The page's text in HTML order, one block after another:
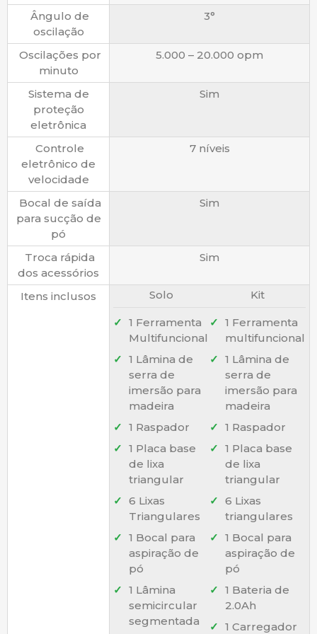
Ângulo de
oscilação
3°
Oscilações por
minuto
5.000 – 20.000 opm
Sistema de
proteção
eletrônica
Sim
Controle
eletrônico de
velocidade
7 níveis
Bocal de saída
para sucção de
pó
Sim
Troca rápida
dos acessórios
Sim
Itens inclusos Solo
1 Ferramenta
Multifuncional
1 Lâmina de
serra de
imersão para
madeira
1 Raspador
1 Placa base
de lixa
triangular
6 Lixas
Triangulares
1 Bocal para
aspiração de
pó
1 Lâmina
semicircular
segmentada
Kit
1 Ferramenta
multifuncional
1 Lâmina de
serra de
imersão para
madeira
1 Raspador
1 Placa base
de lixa
triangular
6 Lixas
triangulares
1 Bocal para
aspiração de
pó
1 Bateria de
2.0Ah
1 Carregador